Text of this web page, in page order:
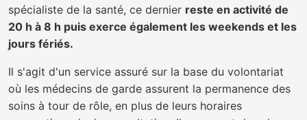
spécialiste de la santé, ce dernier reste en activité de
20 h à 8 h puis exerce également les weekends et les
jours fériés.
Il s'agit d'un service assuré sur la base du volontariat
où les médecins de garde assurent la permanence des
soins à tour de rôle, en plus de leurs horaires